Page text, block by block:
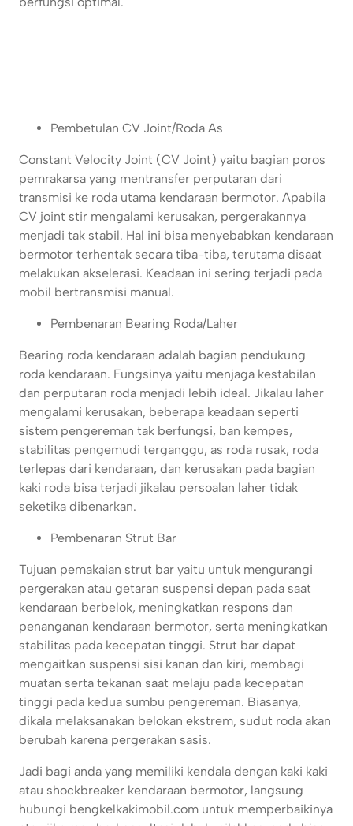
Pembetulan CV Joint/Roda As
Constant Velocity Joint (CV Joint) yaitu bagian poros
pemrakarsa yang mentransfer perputaran dari
transmisi ke roda utama kendaraan bermotor. Apabila
CV joint stir mengalami kerusakan, pergerakannya
menjadi tak stabil. Hal ini bisa menyebabkan kendaraan
bermotor terhentak secara tiba-tiba, terutama disaat
melakukan akselerasi. Keadaan ini sering terjadi pada
mobil bertransmisi manual.
Pembenaran Bearing Roda/Laher
Bearing roda kendaraan adalah bagian pendukung
roda kendaraan. Fungsinya yaitu menjaga kestabilan
dan perputaran roda menjadi lebih ideal. Jikalau laher
mengalami kerusakan, beberapa keadaan seperti
sistem pengereman tak berfungsi, ban kempes,
stabilitas pengemudi terganggu, as roda rusak, roda
terlepas dari kendaraan, dan kerusakan pada bagian
kaki roda bisa terjadi jikalau persoalan laher tidak
seketika dibenarkan.
Pembenaran Strut Bar
Tujuan pemakaian strut bar yaitu untuk mengurangi
pergerakan atau getaran suspensi depan pada saat
kendaraan berbelok, meningkatkan respons dan
penanganan kendaraan bermotor, serta meningkatkan
stabilitas pada kecepatan tinggi. Strut bar dapat
mengaitkan suspensi sisi kanan dan kiri, membagi
muatan serta tekanan saat melaju pada kecepatan
tinggi pada kedua sumbu pengereman. Biasanya,
dikala melaksanakan belokan ekstrem, sudut roda akan
berubah karena pergerakan sasis.
Jadi bagi anda yang memiliki kendala dengan kaki kaki
atau shockbreaker kendaraan bermotor, langsung
hubungi bengkelkakimobil.com untuk memperbaikinya